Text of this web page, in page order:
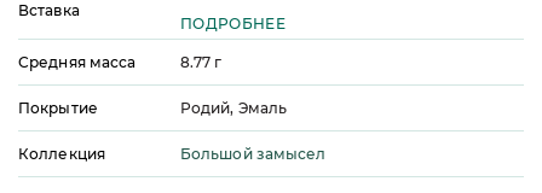
Вставка
ПОДРОБНЕЕ
Средняя масса 8.77 г
Покрытие Родий, Эмаль
Коллекция Большой замысел